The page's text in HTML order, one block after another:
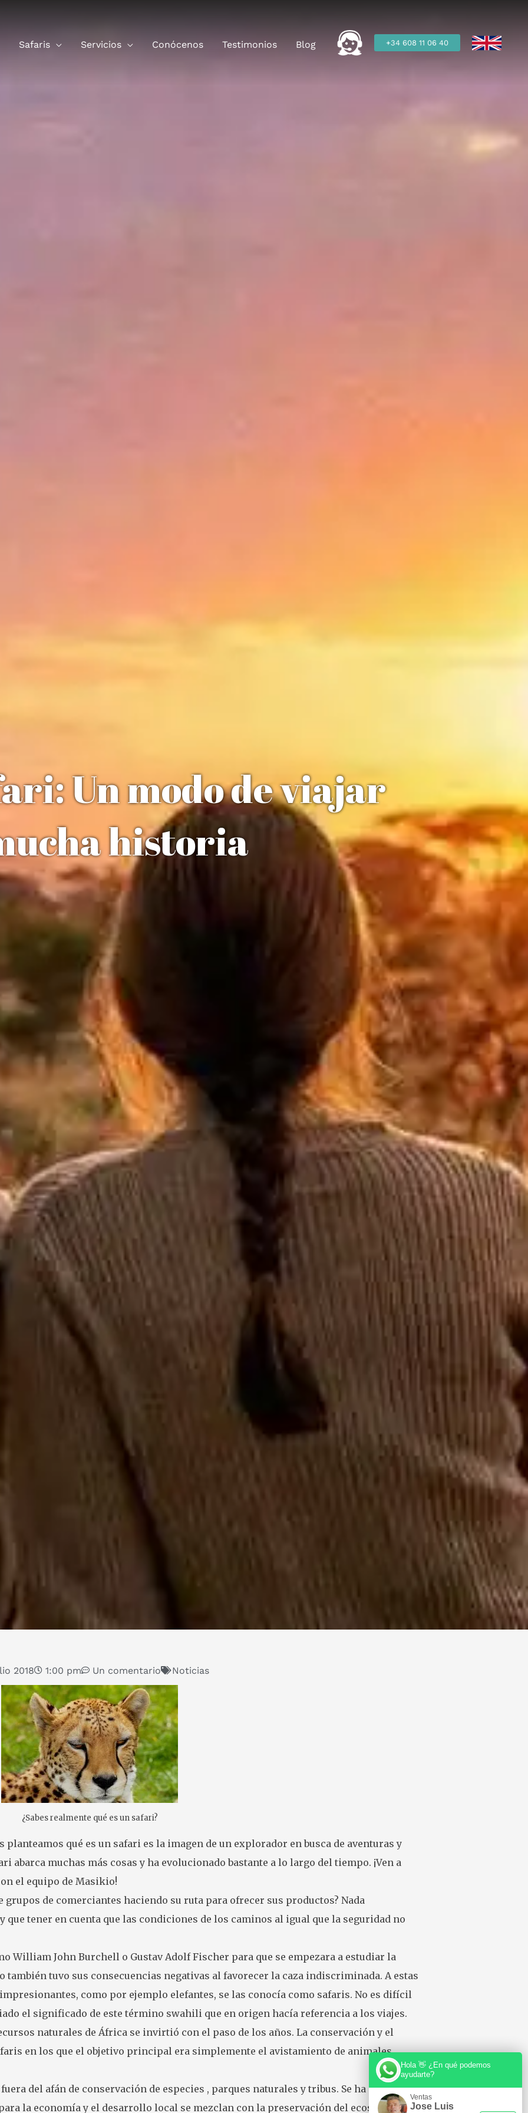
Safaris Servicios Conócenos Testimonios Blog +34 608 11 06 40
Un modo de viajar
historia
2018 1:00 pm Un comentario Noticias
¿Sabes realmente qué es un safari?
planteamos qué es un safari es la imagen de un explorador en busca de aventuras y
abarca muchas más cosas y ha evolucionado bastante a lo largo del tiempo. ¡Ven a
el equipo de Masikio!
de comerciantes haciendo su ruta para ofrecer sus productos? Nada
tener en cuenta que las condiciones de los caminos al igual que la seguridad no
William John Burchell o Gustav Adolf Fischer para que se empezara a estudiar la
tuvo sus consecuencias negativas al favorecer la caza indiscriminada. A estas
como por ejemplo elefantes, se las conocía como safaris. No es difícil
el significado de este término swahili que en origen hacía referencia a los viajes.
naturales de África se invirtió con el paso de los años. La conservación y el
en los que el objetivo principal era simplemente el avistamiento de animales.
del afán de conservación de especies , parques naturales y tribus. Se ha
la economía y el desarrollo local se mezclan con la preservación del ecosistema.
Hola 👋 ¿En qué podemos
ayudarte?
Ventas
Jose Luis